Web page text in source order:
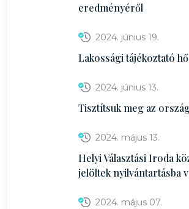
eredményéről
2024. június 19.
Lakossági tájékoztató
2024. június 13.
Tisztítsuk meg az
2024. május 13.
Helyi Választási Iroda
jelöltek nyilvántartásba
2024. május 07.